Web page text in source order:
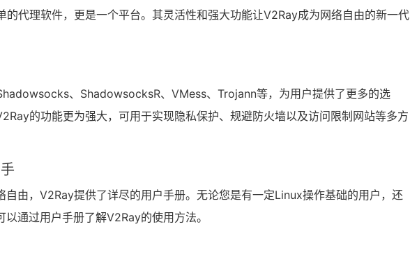
的代理软件，更是一个平台。其灵活性和强大功能让V2Ray成为网络自由的新一代
、ShadowsocksR、VMess、Trojann等，为用户提供了更多的选
的功能更为强大，可用于实现隐私保护、规避防火墙以及访问限制网站等多方
自由，V2Ray提供了详尽的用户手册。无论您是有一定Linux操作基础的用户，还
通过用户手册了解V2Ray的使用方法。